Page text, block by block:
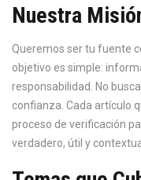
Nuestra
Queremos ser tu fuente
objetivo es simple:
responsabilidad. No
confianza. Cada artículo
proceso de verificación
verdadero, útil y